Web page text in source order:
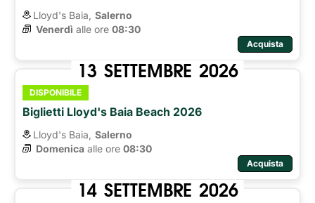
Lloyd's Baia, Salerno
Venerdì alle ore 08:30
Acquista
13 SETTEMBRE 2026
DISPONIBILE
Biglietti Lloyd's Baia Beach 2026
Lloyd's Baia, Salerno
Domenica alle ore 08:30
Acquista
14 SETTEMBRE 2026